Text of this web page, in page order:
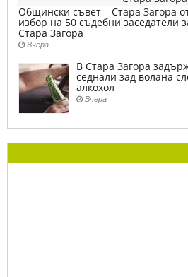
Общински съвет – Стара Загора
избор на 50 съдебни заседатели
Стара Загора
Вчера
В Стара Загора
седнали зад волана
алкохол
Вчера